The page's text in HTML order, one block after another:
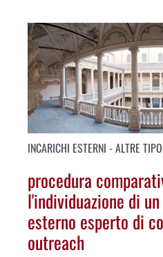
INCARICHI ESTERNI - ALTRE
procedura
l'individuazione di
esterno esperto di
outreach